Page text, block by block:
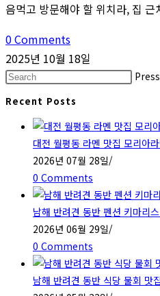
음먹고 방문해야 할 위치라, 집
0 Comments
2025년 10월 18일
Recent Posts
대전 월평동 라멘 맛집 모리아
2026년 07월 28일/
0 Comments
남해 반려견 동반 펜션 키마리
2026년 06월 29일/
0 Comments
남해 반려견 동반 식당 물회 맛